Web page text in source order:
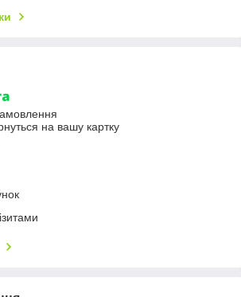
на вашу картку